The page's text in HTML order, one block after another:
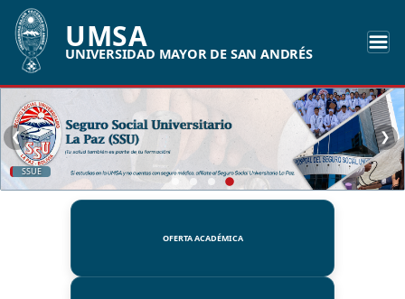
UMSA
UNIVERSIDAD MAYOR DE SAN ANDRÉS
SSUE
❮ ❯
OFERTA ACADÉMICA